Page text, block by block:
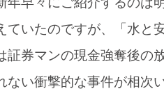
ていたのですが、「水と
証券マンの現金強奪後の
ない衝撃的な事件が相次